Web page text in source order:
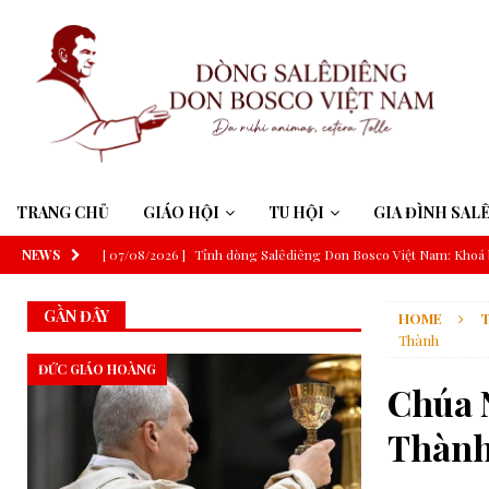
TRANG CHỦ GIÁO HỘI TU HỘI GIA ĐÌNH
NEWS [ 07/08/2026 ] Tỉnh dòng Salêdiêng Don Bosco Việt Nam:
[ 06/08/2026 ] Đức Thánh Cha: Truyền thông phải phục vụ
[ 06/08/2026 ] Đức Thánh Cha sẽ tông du Uruguay, Argentina và
[ 06/08/2026 ] Trí tuệ nhân tạo và trí tuệ Giáo hội theo thông
[ 06/08/2026 ] ĐHY Parolin tại Guatemala: Nói không với bất
[ 06/08/2026 ] GIÁO HỘI
HOME
Thành
Chúa
GẦN ĐÂY
ĐỨC GIÁO HOÀNG